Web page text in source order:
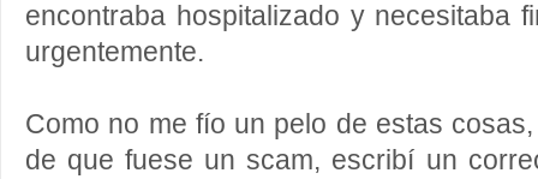
encontraba hospitalizado y necesitaba
urgentemente.
Como no me fío un pelo de estas
de que fuese un scam, escribí un